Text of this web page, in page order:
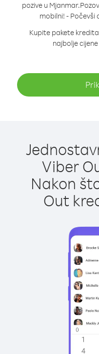
pozive u Mjanmar.
mobilni! - Počevši
Kupite pakete
najbolje
Viber
Nakon
Out